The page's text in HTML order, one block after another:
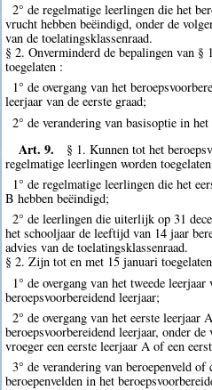
2° de regelmatige leerlingen die het
vrucht hebben beëindigd, onder de
van de toelatingsklassenraad.
§ 2. Onverminderd de bepalingen van
toegelaten :
1° de overgang van het
leerjaar van de eerste graad;
2° de verandering van basisoptie in
Art. 9.
§ 1. Kunnen tot het
regelmatige leerlingen worden
1° de regelmatige leerlingen die het
B hebben beëindigd;
2° de leerlingen die uiterlijk op 31
het schooljaar de leeftijd van 14 jaar
advies van de toelatingsklassenraad.
§ 2. Zijn tot en met 15 januari
1° de overgang van het tweede
beroepsvoorbereidend leerjaar;
2° de overgang van het eerste leerjaar
beroepsvoorbereidend leerjaar, onder de
vroeger een eerste leerjaar A of een
3° de verandering van beroepenveld
beroepenvelden in het